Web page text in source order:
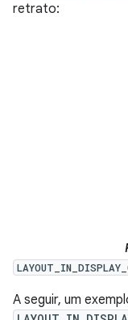
retrato:
A seguir, um